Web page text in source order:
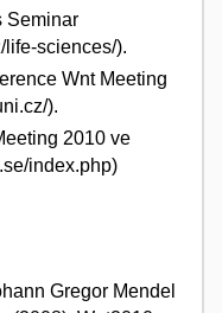
Seminar
life-sciences/).
Wnt Meeting
).
2010 ve
index.php)
Gregor Mendel